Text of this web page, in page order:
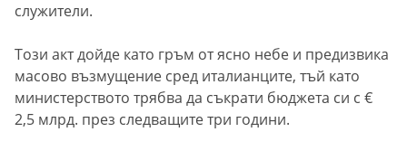
служители.
Този акт дойде като гръм от ясно небе и предизвика
масово възмущение сред италианците, тъй като
министерството трябва да съкрати бюджета си с €
2,5 млрд. през следващите три години.